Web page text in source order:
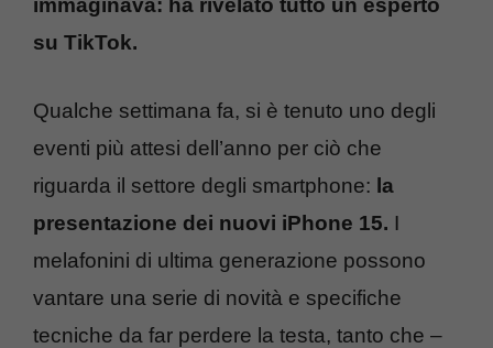
su TikTok.
Qualche settimana fa, si è tenuto uno degli
eventi più attesi dell’anno per ciò che
riguarda il settore degli smartphone: la
presentazione dei nuovi iPhone 15. I
melafonini di ultima generazione possono
vantare una serie di novità e specifiche
tecniche da far perdere la testa, tanto che –